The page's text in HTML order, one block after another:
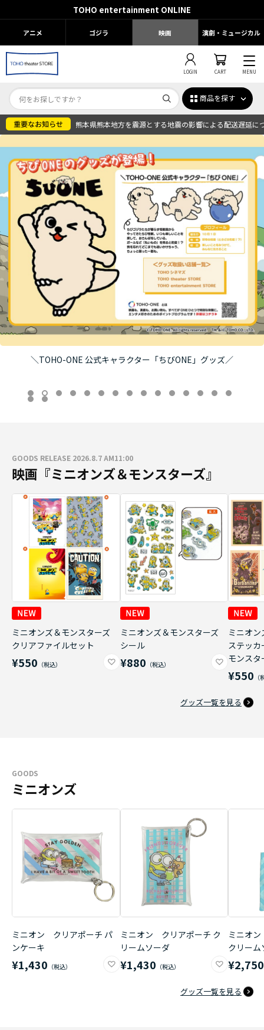
TOHO entertainment ONLINE
アニメ ゴジラ 映画 演劇・ミュージカル
LOGIN CART MENU
商品を探す
熊本県熊本地方を震源とする地震の影響による配送遅延に
8/7（金）午前11時より発売！映画『ブルーロック』
GOODS RELEASE 2026.8.7 AM11:00
映画『ミニオンズ＆モンスターズ』
ミニオンズ＆モンスターズ
クリアファイルセット
¥550
ミニオンズ＆モンスターズ
シール
¥880
ミニオ
ステッ
モンスタ
¥550
グッズ一覧を見る
GOODS
ミニオンズ
ミニオン クリアポーチ パ
ンケーキ
¥1,430
ミニオン クリアポーチ ク
リームソーダ
¥1,430
ミニオ
クリーム
¥2,750
グッズ一覧を見る